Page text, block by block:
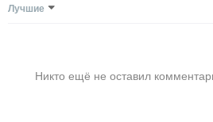
Лучшие
Никто ещё не оставил